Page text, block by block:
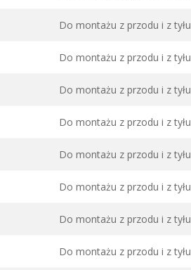
Do montażu z przodu i z tyłu
Do montażu z przodu i z tyłu
Do montażu z przodu i z tyłu
Do montażu z przodu i z tyłu
Do montażu z przodu i z tyłu
Do montażu z przodu i z tyłu
Do montażu z przodu i z tyłu
Do montażu z przodu i z tyłu